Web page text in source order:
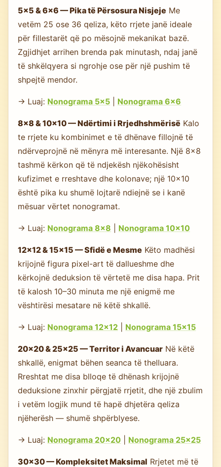
5×5 & 6×6 — Pika të Përsosura Nisjeje Me
vetëm 25 ose 36 qeliza, këto rrjete janë ideale
për fillestarët që po mësojnë mekanikat bazë.
Zgjidhjet arrihen brenda pak minutash, ndaj janë
të shkëlqyera si ngrohje ose për një pushim të
shpejtë mendor.
→ Luaj: Nonograma 5×5 Nonograma 6×6
8×8 & 10×10 — Ndërtimi i Rrjedhshmërisë Kalo
te rrjete ku kombinimet e të dhënave fillojnë të
ndërveprojnë në mënyra më interesante. Një 8×8
tashmë kërkon që të ndjekësh njëkohësisht
kufizimet e rreshtave dhe kolonave; një 10×10
është pika ku shumë lojtarë ndiejnë se i kanë
mësuar vërtet nonogramat.
→ Luaj: Nonograma 8×8 Nonograma 10×10
12×12 & 15×15 — Sfidë e Mesme Këto madhësi
krijojnë figura pixel-art të dallueshme dhe
kërkojnë deduksion të vërtetë me disa hapa. Prit
të kalosh 10–30 minuta me një enigmë me
vështirësi mesatare në këtë shkallë.
→ Luaj: Nonograma 12×12 Nonograma 15×15
20×20 & 25×25 — Territor i Avancuar Në këtë
shkallë, enigmat bëhen seanca të thelluara.
Rreshtat me disa blloqe të dhënash krijojnë
deduksione zinxhir përgjatë rrjetit, dhe një zbulim
i vetëm logjik mund të hapë dhjetëra qeliza
njëherësh — shumë shpërblyese.
→ Luaj: Nonograma 20×20 Nonograma 25×25
30×30 — Kompleksitet Maksimal Rrjetet më të